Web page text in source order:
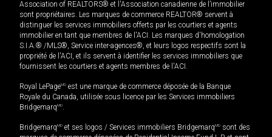
Association of REALTORS® et l'Association canadienne de l’immobilier
sont propriétaires. Les marques de commerce REALTOR® servent à
distinguer les services immobiliers offerts par les courtiers et agents
immobilier en tant que membres de l'ACI. Les marques d'homologation
S.I.A.® /MLS®, Service inter-agences®, et leurs logos respectifs sont la
propriété de l'ACI, et ils servent à identifier les services immobiliers que
fournissent les courtiers et agents membres de l'ACI.
Royal LePageMD est une marque de commerce déposée de la Banque
Royale du Canada, utilisée sous licence par les Services immobiliers
BridgemarqMD.
BridgemarqMD et ses logos / Services immobiliers BridgemarqMD sont des